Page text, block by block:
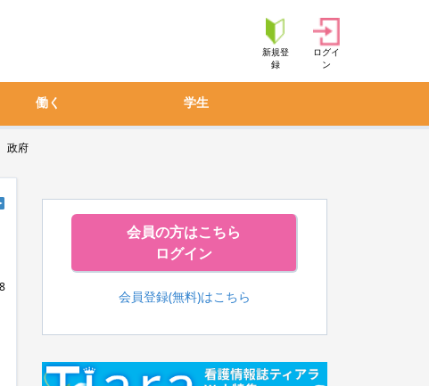
新規登
録
ログイ
ン
働く 学生
政府
会員の方はこちら
ログイン
会員登録(無料)はこちら